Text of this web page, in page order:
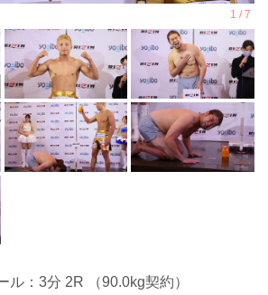
ル：3分 2R （90.0kg契約）